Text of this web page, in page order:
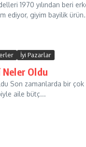
1970 yılından beri
ediyor, giyim bayilik
İyi Pazarlar
Neler Oldu
Son zamanlarda bir
aile bütç...